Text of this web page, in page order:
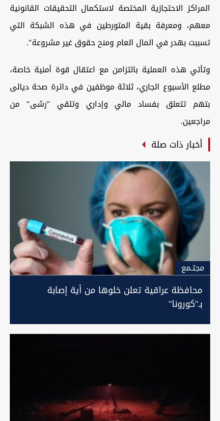
المراكز الاحتجازية المختصة لاستكمال التحقيقات القانونية
معهم، ومعرفة بقية المتورطين في هذه الشبكة التي
تسببت بهدر في المال العام ومنح حقوق غير مشروعة".
وتأتي هذه العملية بالتزامن مع اعتقال قوة أمنية خاصة،
مطلع الأسبوع الجاري، ثلاثة موظفين في دائرة صحة ديالى
بتهم تتعلق بفساد مالي وإداري وتلقي "رشى" من
مراجعين.
أخبار ذات صلة
مجتـمع
محافظة عراقية تعلن خلوها من أية إصابة
بـ"كورونا"